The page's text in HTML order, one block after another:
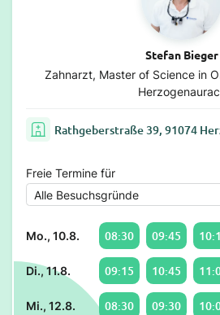
Stefan Bieger
Zahnarzt, Master of Science in
Rathgeberstraße 39, 91074
Freie Termine für
Mo., 10.8. 08:30 09:45
Di., 11.8. 09:15 10:45
Mi., 12.8. 08:30 09:30